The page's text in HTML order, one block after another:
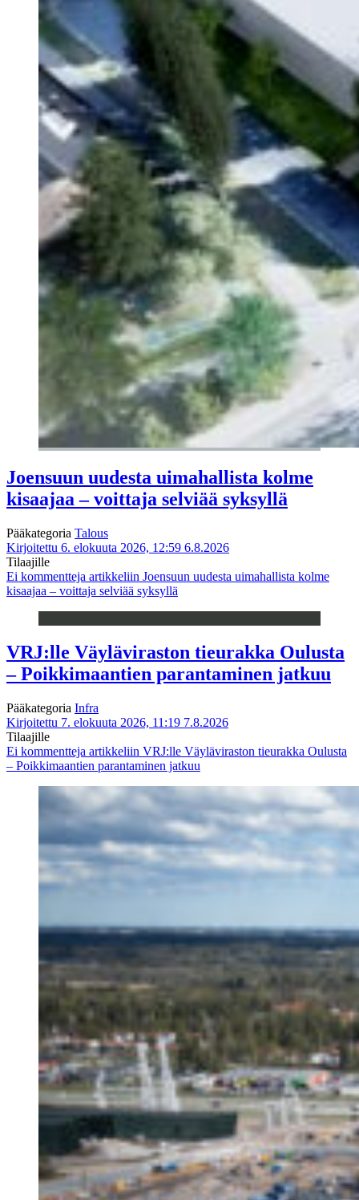
Joensuun uudesta uimahallista kolme
kisaajaa – voittaja selviää syksyllä
Pääkategoria Talous
Kirjoitettu 6. elokuuta 2026, 12:59 6.8.2026
Tilaajille
Ei kommentteja artikkeliin Joensuun uudesta uimahallista kolme
kisaajaa – voittaja selviää syksyllä
VRJ:lle Väyläviraston tieurakka Oulusta
– Poikkimaantien parantaminen jatkuu
Pääkategoria Infra
Kirjoitettu 7. elokuuta 2026, 11:19 7.8.2026
Tilaajille
Ei kommentteja artikkeliin VRJ:lle Väyläviraston tieurakka Oulusta
– Poikkimaantien parantaminen jatkuu